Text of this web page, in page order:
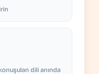
dili anında